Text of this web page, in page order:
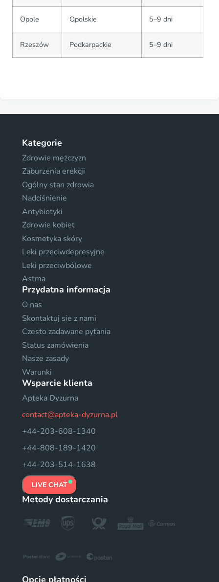
Opole Opolskie 5–9 dni
Rzeszów Podkarpackie 5–9 dni
Kategorie
Zdrowie mężczyzn
Zaburzenia erekcji
Ogólny stan zdrowia
Nadciśnienie
Antybiotyki
Zdrowie kobiet
Kosmetyka skóry
Leki przeciwdepresyjne
Leki przeciwbólowe
Astma
Przydatna informacja
O nas
Skontaktuj sie z nami
Czesto zadawane pytania
Status zamówienia
Nasze zasady
Warunki
Wsparcie klienta
Apteka Dyzurna
contact@apteka-dyzurna.pl
+44-203-608-1340
+44-808-189-1420
+44-203-514-1638
LIVE CHAT
Metody dostarczania
Opcje płatności